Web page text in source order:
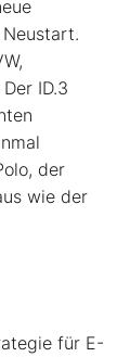
ID.3
der
wie der
für E-